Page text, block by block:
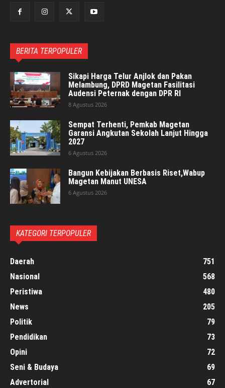
BERITA TERPOPULER
Sikapi Harga Telur Anjlok dan Pakan
Melambung, DPRD Magetan Fasilitasi
Audensi Peternak dengan DPR RI
8 Agustus 2026
Sempat Terhenti, Pemkab Magetan
Garansi Angkutan Sekolah Lanjut Hingga
2027
6 Agustus 2026
Bangun Kebijakan Berbasis Riset,Wabup
Magetan Manut UNESA
6 Agustus 2026
KATEGORI TERPOPULER
Daerah
751
Nasional
568
Peristiwa
480
News
205
Politik
79
Pendidikan
73
Opini
72
Seni & Budaya
69
Advertorial
67